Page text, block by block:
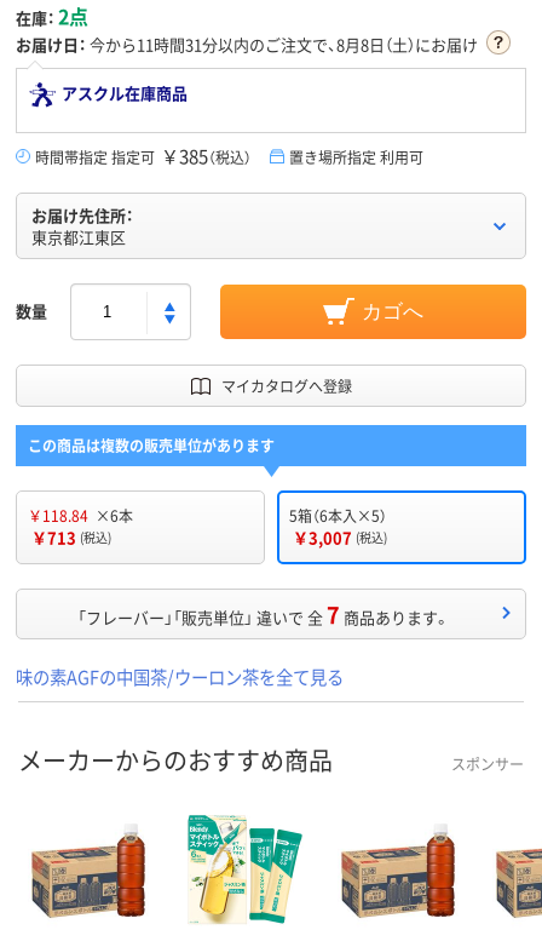
在庫： 2点
お届け日： 今から11時間31分以内のご注文で、8月8日（土）にお届け
アスクル在庫商品
時間帯指定 指定可 ￥385（税込） 置き場所指定 利用可
お届け先住所：
東京都江東区
数量 カゴへ
マイカタログへ登録
この商品は複数の販売単位があります
￥118.84 ×6本
￥713 (税込)
5箱（6本入×5）
￥3,007 (税込)
「フレーバー」「販売単位」 違いで 全7 商品あります。
味の素AGFの中国茶/ウーロン茶を全て見る
メーカーからのおすすめ商品 スポンサー